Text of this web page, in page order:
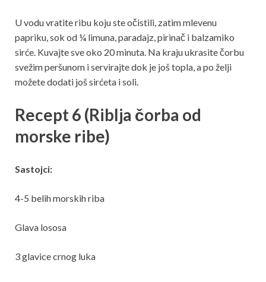
U vodu vratite ribu koju ste očistili, zatim mlevenu
papriku, sok od ¼ limuna, paradajz, pirinač i balzamiko
sirće. Kuvajte sve oko 20 minuta. Na kraju ukrasite čorbu
svežim peršunom i servirajte dok je još topla, a po želji
možete dodati još sirćeta i soli.
Recept 6 (Riblja čorba od
morske ribe)
Sastojci:
4-5 belih morskih riba
Glava lososa
3 glavice crnog luka